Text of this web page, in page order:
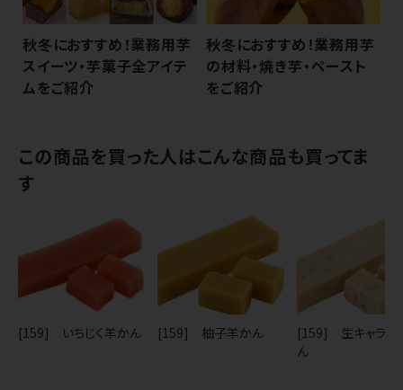
秋冬におすすめ！業務用芋
スイーツ・芋菓子全アイテ
ムをご紹介
秋冬におすすめ！業務用芋
の材料・焼き芋・ペースト
をご紹介
この商品を買った人はこんな商品も買ってま
す
[159] いちじく羊かん [159] 柚子羊かん
[159] 生キャラメ
ん